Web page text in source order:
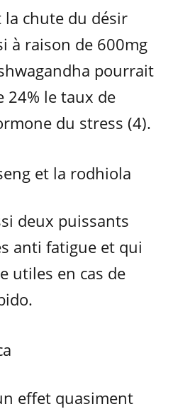
chute du désir
à raison de 600mg
pourrait
24% le taux de
du stress (4).
et la rodhiola
deux puissants
anti fatigue et qui
utiles en cas de
effet quasiment